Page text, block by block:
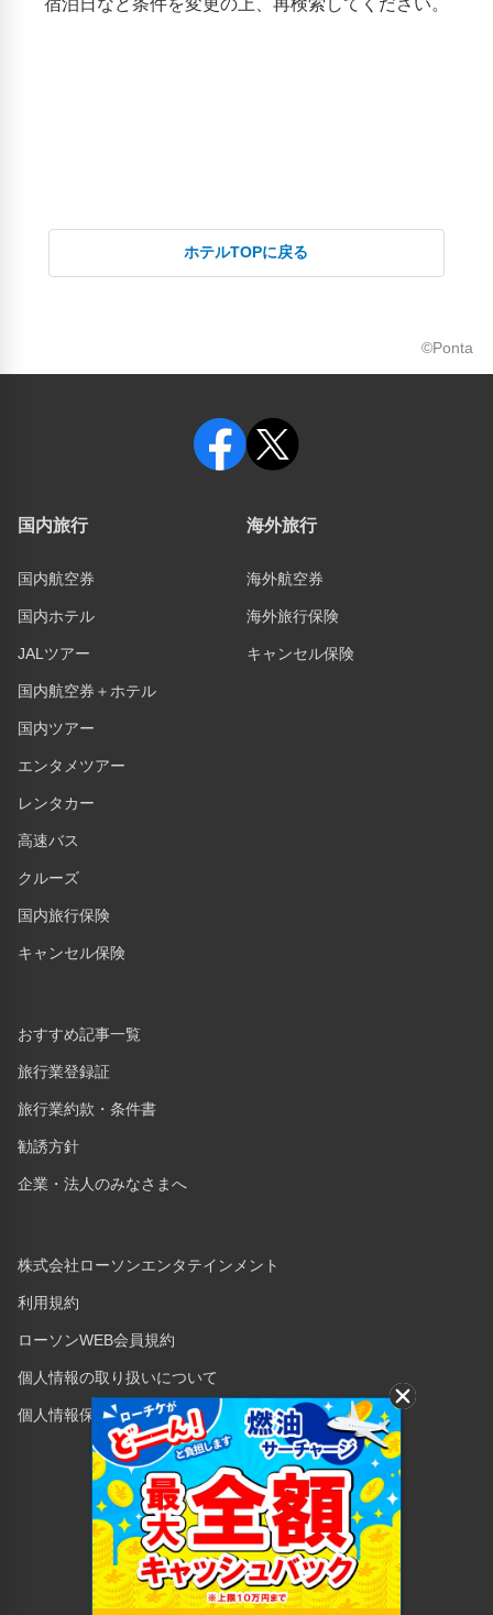
ホテルTOPに戻る
©Ponta
国内旅行
国内航空券
国内ホテル
JALツアー
国内航空券＋ホテル
国内ツアー
エンタメツアー
レンタカー
高速バス
クルーズ
国内旅行保険
キャンセル保険
海外旅行
海外航空券
海外旅行保険
キャンセル保険
おすすめ記事一覧
旅行業登録証
旅行業約款・条件書
勧誘方針
企業・法人のみなさまへ
株式会社ローソンエンタテインメント
利用規約
ローソンWEB会員規約
個人情報の取り扱いについて
個人情報保護方針
Copyright © 1998 Lawson Entertainment, Inc.